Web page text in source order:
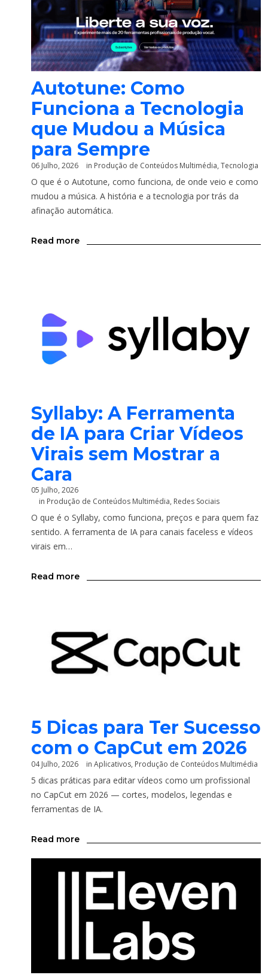
Autotune: Como
Funciona a Tecnologia
que Mudou a Música
para Sempre
06 Julho, 2026 in Produção de Conteúdos Multimédia, Tecnologia
O que é o Autotune, como funciona, de onde veio e como
mudou a música. A história e a tecnologia por trás da
afinação automática.
Read more
Syllaby: A Ferramenta
de IA para Criar Vídeos
Virais sem Mostrar a
Cara
05 Julho, 2026
in Produção de Conteúdos Multimédia, Redes Sociais
O que é o Syllaby, como funciona, preços e para quem faz
sentido. A ferramenta de IA para canais faceless e vídeos
virais em…
Read more
5 Dicas para Ter Sucesso
com o CapCut em 2026
04 Julho, 2026 in Aplicativos, Produção de Conteúdos Multimédia
5 dicas práticas para editar vídeos como um profissional
no CapCut em 2026 — cortes, modelos, legendas e
ferramentas de IA.
Read more